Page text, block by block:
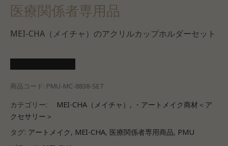
医療関係者専用品
MEI-CHA（メイチャ）のアクリルカップホルダーセット
商品コード: PMU-MC-8838-SET
カテゴリー: MEI-CHA（メイチャ） , ・アートメイク商材＜ア
クセサリー＞
タグ: アートメイク, MEI-CHA, 医療関係者専用商品, PMU